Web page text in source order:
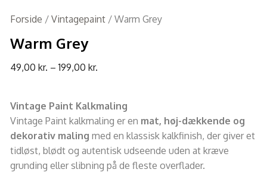
Forside / Vintagepaint/ Warm Grey
Warm Grey
49,00 kr. – 199,00 kr.
Vintage Paint Kalkmaling
Vintage Paint kalkmaling er en mat, høj-dækkende og
dekorativ maling med en klassisk kalkfinish, der giver et
tidløst, blødt og autentisk udseende uden at kræve
grunding eller slibning på de fleste overflader.